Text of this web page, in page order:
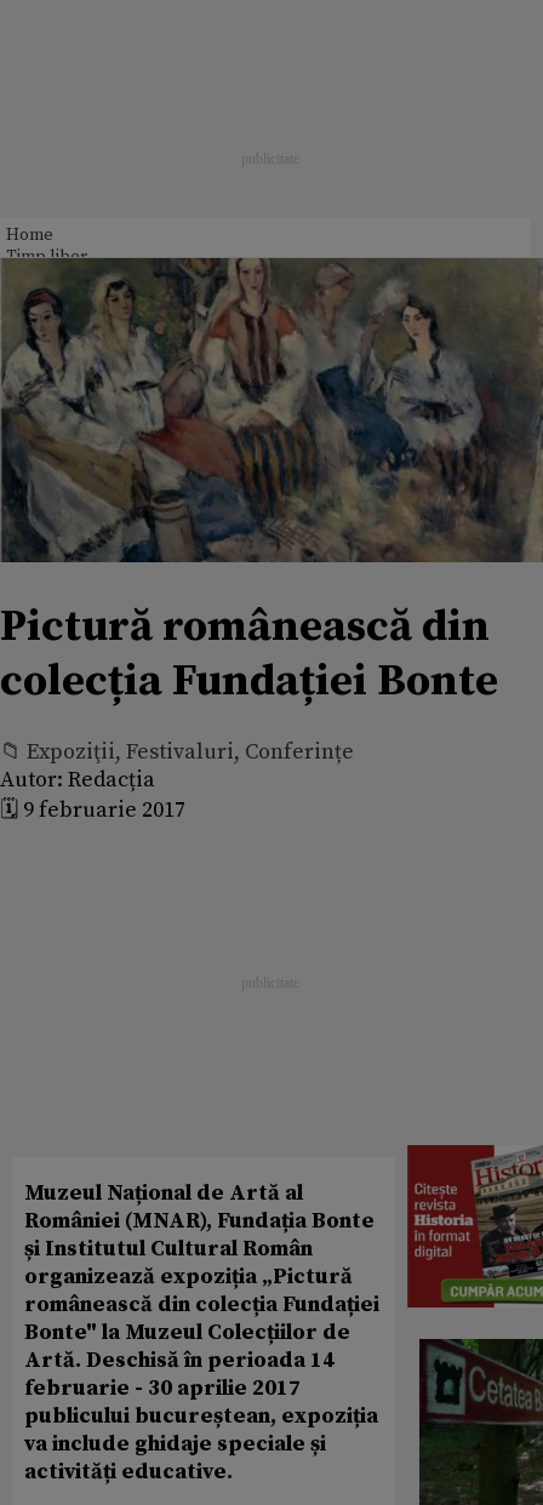
Home
Timp liber
Pictură românească din
colecția Fundației Bonte
📁 Expoziţii, Festivaluri, Conferințe
Autor: Redacția
🗓️ 9 februarie 2017
Muzeul Național de Artă al
României (MNAR), Fundația Bonte
și Institutul Cultural Român
organizează expoziția „Pictură
românească din colecția Fundației
Bonte" la Muzeul Colecțiilor de
Artă. Deschisă în perioada 14
februarie - 30 aprilie 2017
publicului bucureștean, expoziția
va include ghidaje speciale și
activități educative.